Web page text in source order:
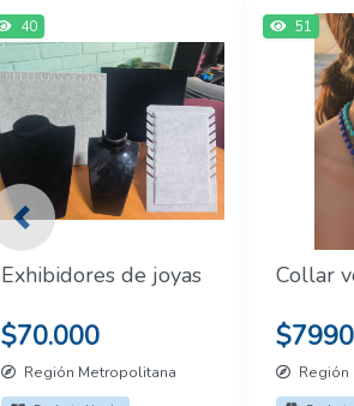
40
Exhibidores de joyas
$70.000
Región Metropolitana
51
Collar
$7990
Previous